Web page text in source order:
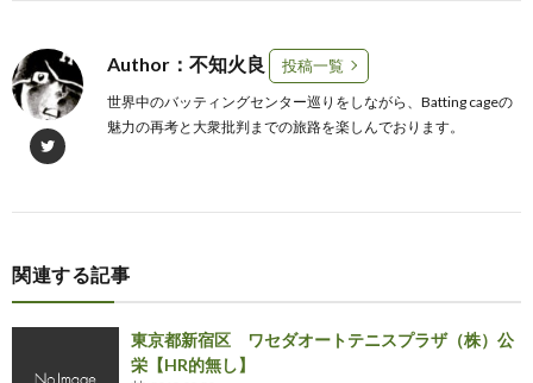
Author：不知火良 投稿一覧
世界中のバッティングセンター巡りをしながら、Batting cageの
魅力の再考と大衆批判までの旅路を楽しんでおります。
関連する記事
東京都新宿区 ワセダオートテニスプラザ（株）公
栄【HR的無し】